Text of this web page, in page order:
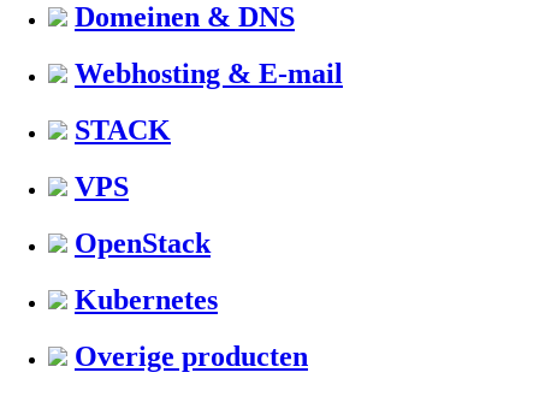
Domeinen & DNS
Webhosting & E-mail
STACK
VPS
OpenStack
Kubernetes
Overige producten